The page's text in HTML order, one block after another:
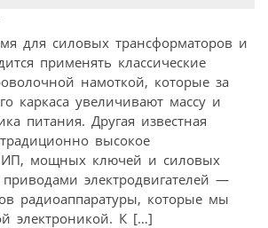
для силовых трансформаторов и
применять классические
намоткой, которые за
каркаса увеличивают массу и
питания. Другая известная
высокое
ИП, мощных ключей и силовых
электродвигателей —
радиоаппаратуры, которые мы
электроникой. К […]